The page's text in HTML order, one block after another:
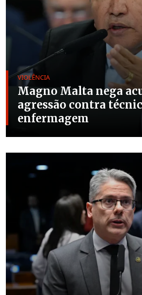
VIOLÊNCIA
Magno Malta nega
agressão contra
enfermagem